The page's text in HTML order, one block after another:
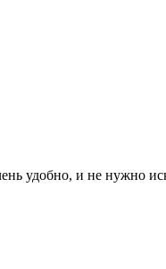
удобно, и не нужно